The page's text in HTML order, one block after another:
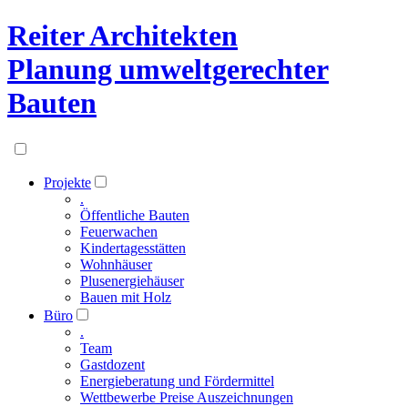
Reiter Architekten
Planung umweltgerechter
Bauten
Projekte
.
Öffentliche Bauten
Feuerwachen
Kindertagesstätten
Wohnhäuser
Plusenergiehäuser
Bauen mit Holz
Büro
.
Team
Gastdozent
Energieberatung und Fördermittel
Wettbewerbe Preise Auszeichnungen